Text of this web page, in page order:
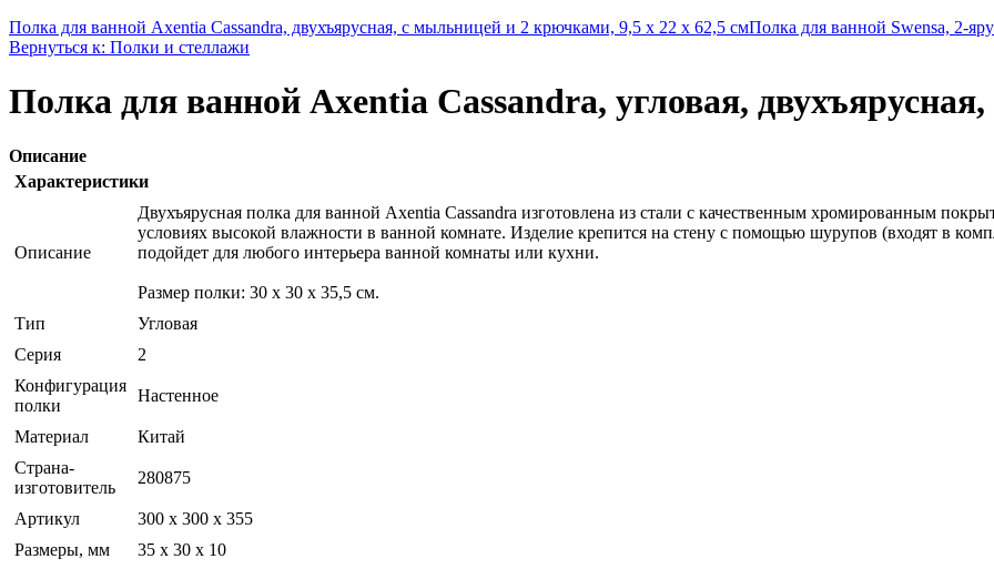
Полка для ванной Axentia Cassandra, двухъярусная, с мыльницей и 2 крючками, 9,5 х 22 х 62,5 смПолка для ванной Swensa, 2-
Вернуться к: Полки и стеллажи
Полка для ванной Axentia Cassandra, угловая, двухъярусная,
Описание
Характеристики
Описание
Двухъярусная полка для ванной Axentia Cassandra изготовлена из стали с качественным хромированным
условиях высокой влажности в ванной комнате. Изделие крепится на стену с помощью шурупов (входят в
подойдет для любого интерьера ванной комнаты или кухни.
Размер полки: 30 х 30 х 35,5 см.
Тип
Угловая
Серия
2
Конфигурация
полки
Настенное
Материал
Китай
Страна-
изготовитель
280875
Артикул
300 х 300 х 355
Размеры, мм
35 x 30 x 10